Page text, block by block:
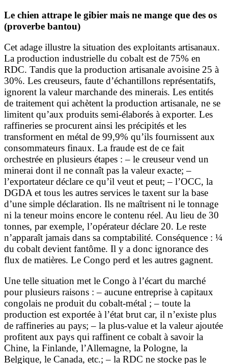
Le chien attrape le gibier mais ne mange que des os
(proverbe bantou)
Cet adage illustre la situation des exploitants artisanaux.
La production industrielle du cobalt est de 75% en
RDC. Tandis que la production artisanale avoisine 25 à
30%. Les creuseurs, faute d’échantillons représentatifs,
ignorent la valeur marchande des minerais. Les entités
de traitement qui achètent la production artisanale, ne se
limitent qu’aux produits semi-élaborés à exporter. Les
raffineries se procurent ainsi les précipités et les
transforment en métal de 99,9% qu’ils fournissent aux
consommateurs finaux. La fraude est de ce fait
orchestrée en plusieurs étapes : – le creuseur vend un
minerai dont il ne connaît pas la valeur exacte; –
l’exportateur déclare ce qu’il veut et peut; – l’OCC, la
DGDA et tous les autres services le taxent sur la base
d’une simple déclaration. Ils ne maîtrisent ni le tonnage
ni la teneur moins encore le contenu réel. Au lieu de 30
tonnes, par exemple, l’opérateur déclare 20. Le reste
n’apparaît jamais dans sa comptabilité. Conséquence : ¼
du cobalt devient fantôme. Il y a donc ignorance des
flux de matières. Le Congo perd et les autres gagnent.
Une telle situation met le Congo à l’écart du marché
pour plusieurs raisons : – aucune entreprise à capitaux
congolais ne produit du cobalt-métal ; – toute la
production est exportée à l’état brut car, il n’existe plus
de raffineries au pays; – la plus-value et la valeur ajoutée
profitent aux pays qui raffinent ce cobalt à savoir la
Chine, la Finlande, l’Allemagne, la Pologne, la
Belgique, le Canada, etc.; – la RDC ne stocke pas le